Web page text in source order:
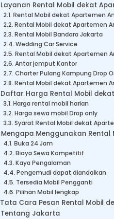
Layanan Rental Mobil dekat
Rental Mobil dekat Apartemen
Rental Mobil dekat Apartemen
Rental Mobil Bandara Jakarta
Wedding Car Service
Rental Mobil dekat Apartemen
Antar jemput Kantor
Charter Pulang Kampung Drop
Rental Mobil dekat Apartemen
Daftar Harga Rental Mobil
Harga rental mobil harian
Harga sewa mobil Drop only
Syarat Rental Mobil dekat
Mengapa Menggunakan
Buka 24 Jam
Biaya Sewa Kompetitif
Kaya Pengalaman
Pengemudi dapat diandalkan
Tersedia Mobil Pengganti
Pilihan Mobil lengkap
Tata Cara Pesan Rental Mobil
Tentang Jakarta